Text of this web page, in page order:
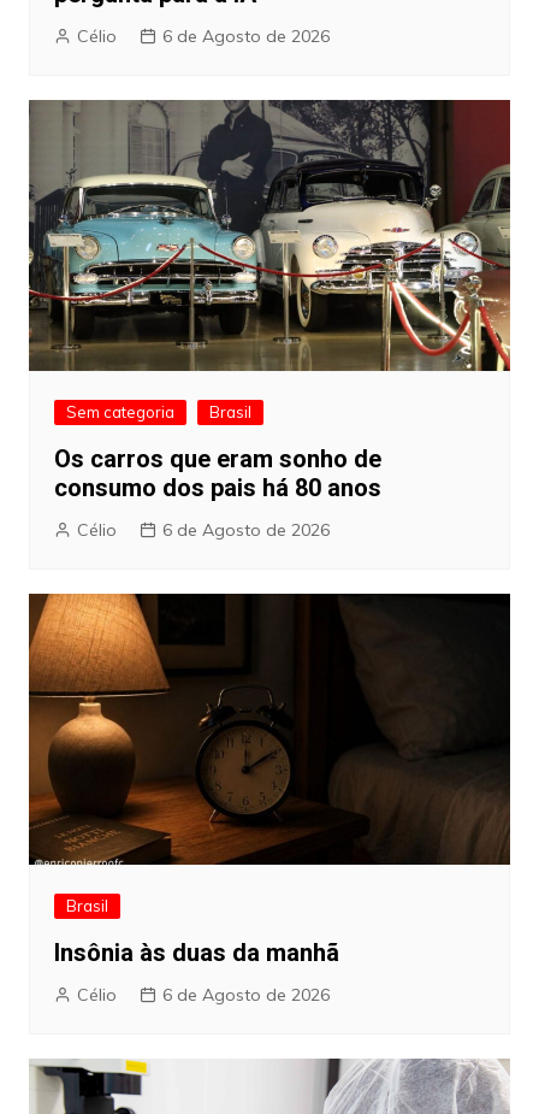
Célio 6 de Agosto de 2026
Sem categoria Brasil
Os carros que eram sonho de
consumo dos pais há 80 anos
Célio 6 de Agosto de 2026
Brasil
Insônia às duas da manhã
Célio 6 de Agosto de 2026